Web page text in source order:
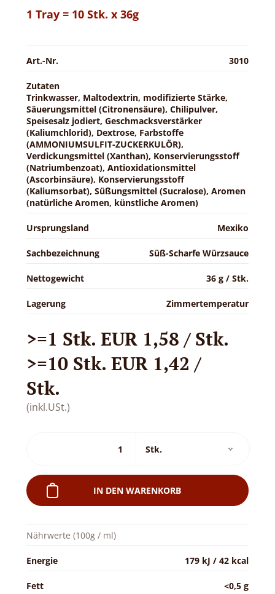
1 Tray = 10 Stk. x 36g
Art.-Nr. 3010
Zutaten
Trinkwasser, Maltodextrin, modifizierte Stärke,
Säuerungsmittel (Citronensäure), Chilipulver,
Speisesalz jodiert, Geschmacksverstärker
(Kaliumchlorid), Dextrose, Farbstoffe
(AMMONIUMSULFIT-ZUCKERKULÖR),
Verdickungsmittel (Xanthan), Konservierungsstoff
(Natriumbenzoat), Antioxidationsmittel
(Ascorbinsäure), Konservierungsstoff
(Kaliumsorbat), Süßungsmittel (Sucralose), Aromen
(natürliche Aromen, künstliche Aromen)
Ursprungsland Mexiko
Sachbezeichnung Süß-Scharfe Würzsauce
Nettogewicht 36 g / Stk.
Lagerung Zimmertemperatur
>=1 Stk. EUR 1,58 / Stk.
>=10 Stk. EUR 1,42 /
Stk.
(inkl.USt.)
IN DEN WARENKORB
Nährwerte (100g / ml)
Energie 179 kJ / 42 kcal
Fett <0,5 g